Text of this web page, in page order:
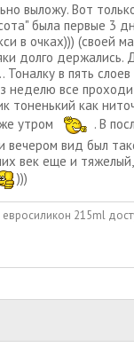
выложу. Вот
была первые 3
в очках))) (своей
долго
в пять
неделю все
тоненький как
утром
. В
вечером вид был
век еще и
)))
215ml